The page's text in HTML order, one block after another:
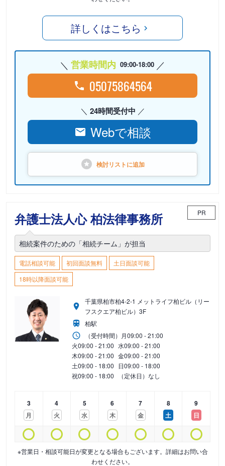
詳しくはこちら
営業時間内 09:00-18:00
05075864564
24時間受付中
Webで相談
検討リストに追加
弁護士法人心 柏法律事務所 PR
相続案件のための「相続チーム」が担当
電話相談可能 初回面談無料
土日面談可能
18時以降面談可能
千葉県柏市柏4-2-1 メットライフ柏ビル（リー
フスクエア柏ビル）3F
柏駅
（受付時間） 月09:00 - 21:00
火09:00 - 21:00 水09:00 - 21:00
木09:00 - 21:00 金09:00 - 21:00
土09:00 - 18:00 日09:00 - 18:00
祝09:00 - 18:00 （定休日）なし
3
月
4
火
5
水
6
木
7
金
8
土
9
日
※営業日・相談可能日が変更となる場合もございます。詳細はお問い合
わせください。